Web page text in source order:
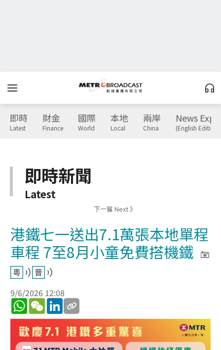
即時
Latest
財金
Finance
國際
World
本地
Local
兩岸
China
News
(English Edition)
即時新聞
Latest
下一篇 Next 》
港鐵七一送出7.1萬張本地單程
車程 7至8月小童免費搭機鐵
9/6/2026 12:08
WhatsApp
WeChatLinkedIn